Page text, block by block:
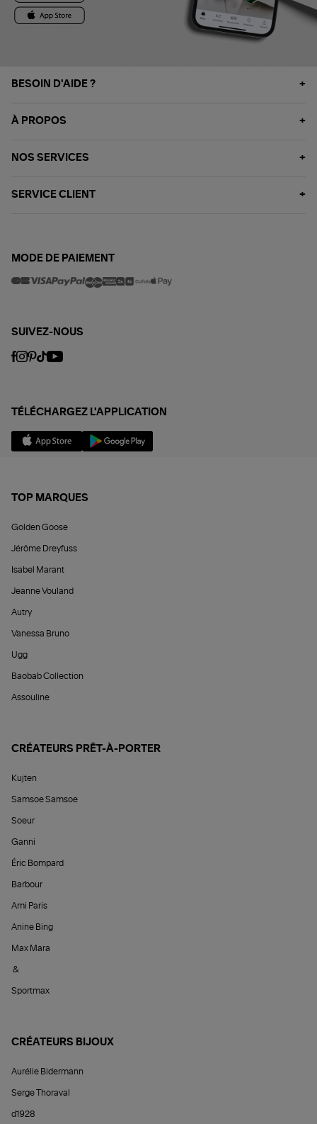
BESOIN D'AIDE ?
À PROPOS
NOS SERVICES
SERVICE CLIENT
MODE DE PAIEMENT
SUIVEZ-NOUS
TÉLÉCHARGEZ L'APPLICATION
TOP MARQUES
Golden Goose
Jérôme Dreyfuss
Isabel Marant
Jeanne Vouland
Autry
Vanessa Bruno
Ugg
Baobab Collection
Assouline
CRÉATEURS PRÊT-À-PORTER
Kujten
Samsoe Samsoe
Soeur
Ganni
Éric Bompard
Barbour
Ami Paris
Anine Bing
Max Mara
&
Sportmax
CRÉATEURS BIJOUX
Aurélie Bidermann
Serge Thoraval
d1928